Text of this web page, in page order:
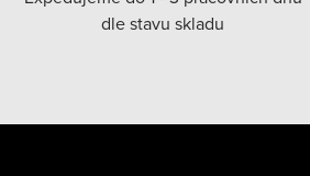
dle stavu skladu